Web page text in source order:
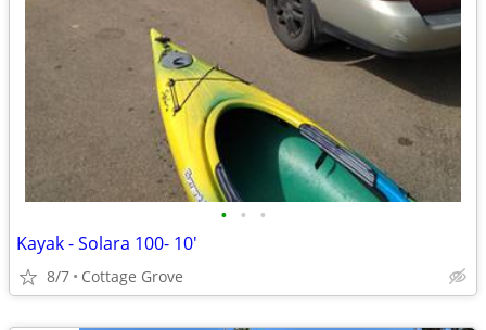
• • •
Kayak - Solara 100- 10'
8/7 Cottage Grove